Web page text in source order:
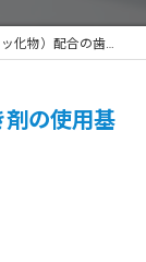
歯磨き剤の使用基準が変更になりました
剤の使用基